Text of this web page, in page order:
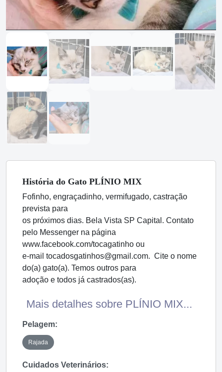
História do Gato PLÍNIO MIX
Fofinho, engraçadinho, vermifugado, castração
prevista para
os próximos dias. Bela Vista SP Capital. Contato
pelo Messenger na página
www.facebook.com/tocagatinho ou
e-mail tocadosgatinhos@gmail.com. Cite o nome
do(a) gato(a). Temos outros para
adoção e todos já castrados(as).
Mais detalhes sobre PLÍNIO MIX...
Pelagem:
Rajada
Cuidados Veterinários: